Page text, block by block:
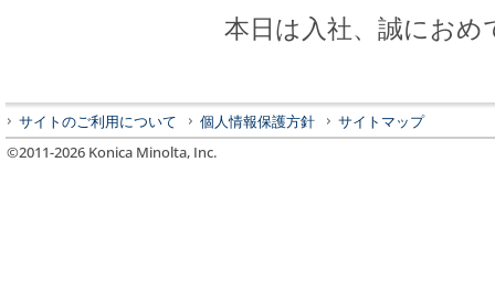
本日は入社、誠にお
サイトのご利用について 個人情報保護方針
サイトマップ
©2011-2026 Konica Minolta, Inc.